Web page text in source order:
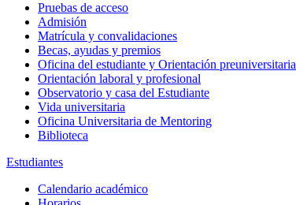
Pruebas de acceso
Admisión
Matrícula y convalidaciones
Becas, ayudas y premios
Oficina del estudiante y Orientación preuniversitaria
Orientación laboral y profesional
Observatorio y casa del Estudiante
Vida universitaria
Oficina Universitaria de Mentoring
Biblioteca
Estudiantes
Calendario académico